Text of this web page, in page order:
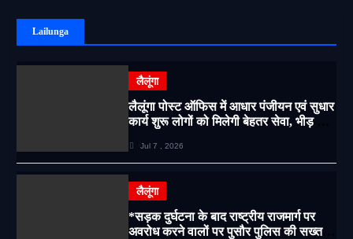
Lailunga
लैलूंगा
लैलूंगा पोस्ट ऑफिस में आधार पंजीयन एवं सुधार
कार्य शुरू लोगों को मिलेगी बेहतर सेवा, भीड़ से
Jul 7 , 2026
लैलूंगा
*सड़क दुर्घटना के बाद राष्ट्रीय राजमार्ग पर
अवरोध करने वालों पर पुसौर पुलिस की सख्त